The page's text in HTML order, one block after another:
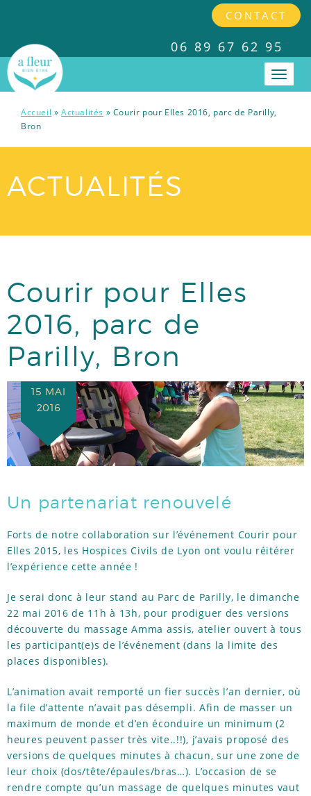
CONTACT
06 89 67 62 95
PRESTATIONS
INTERVENTIONS EN ENTREPRISES
RÉFÉRENCES
TÉMOIGNAGES
ACTUS
Accueil »Actualités » Courir pour Elles 2016, parc de Parilly,
Bron
ACTUALITÉS
Courir pour Elles
2016, parc de
Parilly, Bron
15 MAI
2016
Un partenariat renouvelé
Forts de notre collaboration sur l’événement Courir pour
Elles 2015, les Hospices Civils de Lyon ont voulu réitérer
l’expérience cette année !
Je serai donc à leur stand au Parc de Parilly, le dimanche
22 mai 2016 de 11h à 13h, pour prodiguer des versions
découverte du massage Amma assis, atelier ouvert à tous
les participant(e)s de l’événement (dans la limite des
places disponibles).
L’animation avait remporté un fier succès l’an dernier, où
la file d’attente n’avait pas désempli. Afin de masser un
maximum de monde et d’en éconduire un minimum (2
heures peuvent passer très vite..!!), j’avais proposé des
versions de quelques minutes à chacun, sur une zone de
leur choix (dos/tête/épaules/bras…). L’occasion de se
rendre compte qu’un massage de quelques minutes vaut